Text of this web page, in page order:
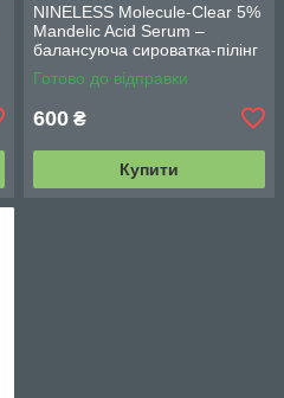
NINELESS Molecule-Clear 5%
Mandelic Acid Serum –
балансуюча сироватка-пілінг
з мигдалевою кислотою 5%
(30мл)
Готово до відправки
600 ₴
Купити